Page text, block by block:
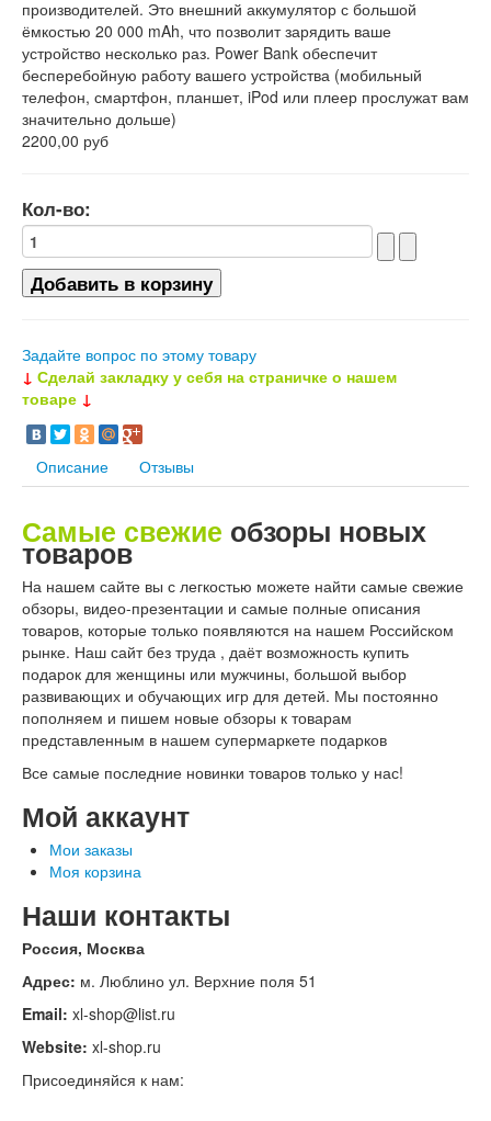
производителей. Это внешний аккумулятор с большой
ёмкостью 20 000 mAh, что позволит зарядить ваше
устройство несколько раз. Power Bank обеспечит
бесперебойную работу вашего устройства (мобильный
телефон, смартфон, планшет, iPod или плеер прослужат вам
значительно дольше)
2200,00 руб
Кол-во:
Задайте вопрос по этому товару
↓ Сделай закладку у себя на страничке о нашем
товаре ↓
Описание Отзывы
Самые свежие обзоры новых
товаров
На нашем сайте вы с легкостью можете найти самые свежие
обзоры, видео-презентации и самые полные описания
товаров, которые только появляются на нашем Российском
рынке. Наш сайт без труда , даёт возможность купить
подарок для женщины или мужчины, большой выбор
развивающих и обучающих игр для детей. Мы постоянно
пополняем и пишем новые обзоры к товарам
представленным в нашем супермаркете подарков
Все самые последние новинки товаров только у нас!
Мой аккаунт
Мои заказы
Моя корзина
Наши контакты
Россия, Москва
Адрес: м. Люблино ул. Верхние поля 51
Email: xl-shop@list.ru
Website: xl-shop.ru
Присоединяйся к нам: